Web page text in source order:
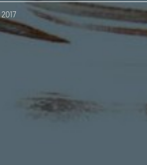
2017